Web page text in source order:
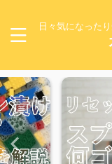
日々気になった